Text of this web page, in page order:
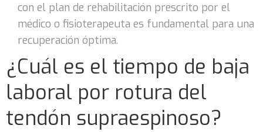
con el plan de rehabilitación prescrito por el
médico o fisioterapeuta es fundamental para una
recuperación óptima.
¿Cuál es el tiempo de baja
laboral por rotura del
tendón supraespinoso?